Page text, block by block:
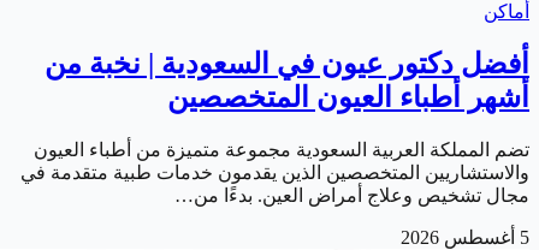
أماكن
أفضل دكتور عيون في السعودية | نخبة من
أشهر أطباء العيون المتخصصين
تضم المملكة العربية السعودية مجموعة متميزة من أطباء العيون
والاستشاريين المتخصصين الذين يقدمون خدمات طبية متقدمة في
مجال تشخيص وعلاج أمراض العين. بدءًا من…
5 أغسطس 2026